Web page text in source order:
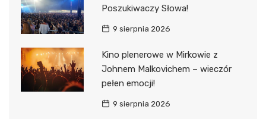
Poszukiwaczy Słowa!
9 sierpnia 2026
Kino plenerowe w Mirkowie z
Johnem Malkovichem – wieczór
pełen emocji!
9 sierpnia 2026